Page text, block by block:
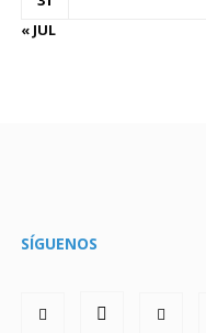
« JUL
SÍGUENOS